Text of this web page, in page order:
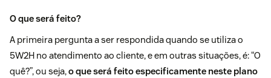
O que será feito?
A primeira pergunta a ser respondida quando se utiliza o
5W2H no atendimento ao cliente, e em outras situações, é: “O
quê?”, ou seja,o que será feito especificamente neste plano